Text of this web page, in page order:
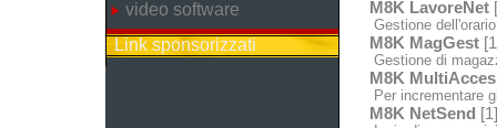
video software
Link sponsorizzati
M8K LavoreNet
Gestione
M8K MagGest
Gestione di
M8K
Per incrementare
M8K NetSend [1]